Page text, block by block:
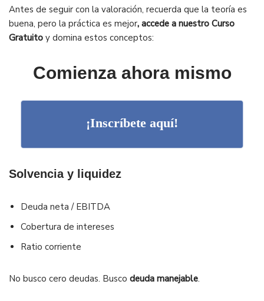
Antes de seguir con la valoración, recuerda que la teoría es
buena, pero la práctica es mejor, accede a nuestro Curso
Gratuito y domina estos conceptos:
Comienza ahora mismo
¡Inscríbete aquí!
Solvencia y liquidez
Deuda neta / EBITDA
Cobertura de intereses
Ratio corriente
No busco cero deudas. Busco deuda manejable.